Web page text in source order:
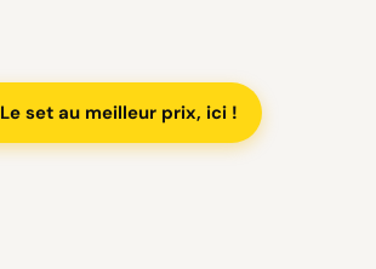
Le set au meilleur prix, ici !